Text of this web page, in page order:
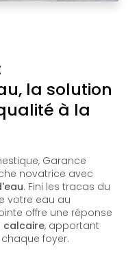
la solution
à la
Garance
novatrice avec
. Fini les tracas du
votre eau au
offre une réponse
calcaire, apportant
foyer.